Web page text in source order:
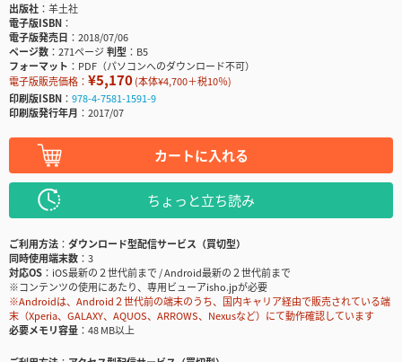
出版社
羊土社
電子版ISBN
電子版発売日
2018/07/06
ページ数
271ページ判型
B5
フォーマット
PDF（パソコンへのダウンロード不可）
電子版販売価格： ¥5,170(本体¥4,700＋税10％)
印刷版ISBN
978-4-7581-1591-9
印刷版発行年月
2017/07
カートに入れる
ちょっと立ち読み
ご利用方法
ダウンロード型配信サービス（買切型）
同時使用端末数
3
対応OS
iOS最新の２世代前まで / Android最新の２世代前まで
※コンテンツの使用にあたり、専用ビューアisho.jpが必要
※Androidは、Android２世代前の端末のうち、国内キャリア経由で販売されている端
末（Xperia、GALAXY、AQUOS、ARROWS、Nexusなど）にて動作確認しています
必要メモリ容量
48 MB以上